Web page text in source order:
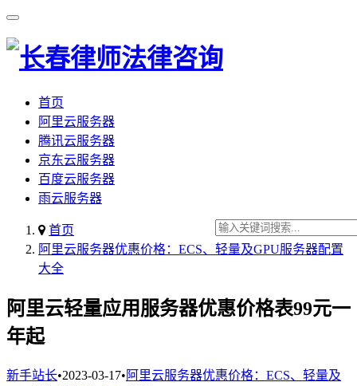
首页
阿里云服务器
腾讯云服务器
京东云服务器
百度云服务器
雨云服务器
首页
阿里云服务器优惠价格：ECS、轻量及GPU服务器配置
大全
阿里云轻量应用服务器优惠价格表99元一
年起
新手站长•2023-03-17• 阿里云服务器优惠价格：ECS、轻量及